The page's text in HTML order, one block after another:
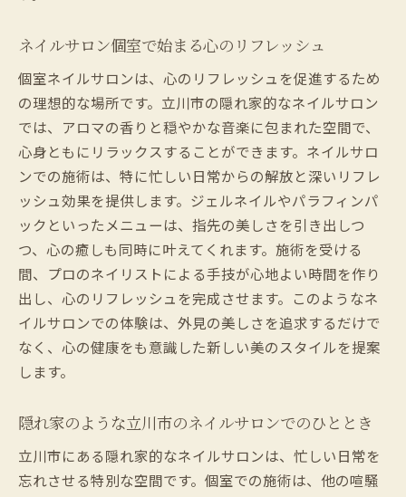
ネイルサロンの個室で得られる心地よいおもて
心地よいおもてなしを受ける立川市のサロ
ン体験
個室でのプライベートケアがもたらす安ら
ぎ
立川市ネイルサロンで味わう特別なホスピ
タリティ
ネイルサロン個室での温もりあるおもてな
し
立川市で受ける心地よいサービスの秘密
ネイルサロンでのリラックス体験を最大限
に
訪れるたびに新しい美しさを見つける立川市の
立川市のサロンでの美の新発見の旅
個室ネイルサロンでのリピーターが多い理
由
ネイルサロン個室で始まる心のリフレッシュ
個室ネイルサロンは、心のリフレッシュを促進するため
の理想的な場所です。立川市の隠れ家的なネイルサロン
では、アロマの香りと穏やかな音楽に包まれた空間で、
心身ともにリラックスすることができます。ネイルサロ
ンでの施術は、特に忙しい日常からの解放と深いリフレ
ッシュ効果を提供します。ジェルネイルやパラフィンパ
ックといったメニューは、指先の美しさを引き出しつ
つ、心の癒しも同時に叶えてくれます。施術を受ける
間、プロのネイリストによる手技が心地よい時間を作り
出し、心のリフレッシュを完成させます。このようなネ
イルサロンでの体験は、外見の美しさを追求するだけで
なく、心の健康をも意識した新しい美のスタイルを提案
します。
隠れ家のような立川市のネイルサロンでのひととき
立川市にある隠れ家的なネイルサロンは、忙しい日常を
忘れさせる特別な空間です。個室での施術は、他の喧騒